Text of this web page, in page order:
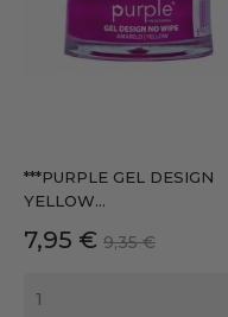
***PURPLE GEL DESIGN
YELLOW...
Precio
7,95 € Precio
9,35 €